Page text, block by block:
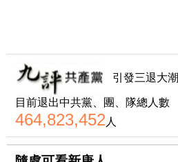
引發三退大潮
目前退出中共黨、團、隊總人數
464,823,452 人